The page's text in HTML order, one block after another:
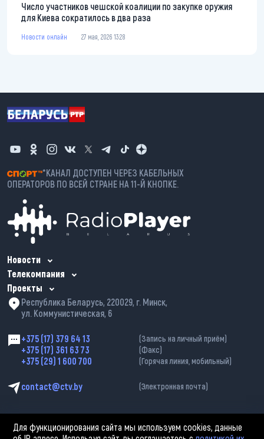
Число участников чешской коалиции по закупке оружия
для Киева сократилось в два раза
Новости онлайн 27 мая, 2026 13:28
*КАНАЛ ДОСТУПЕН ЧЕРЕЗ КАБЕЛЬНЫХ
ОПЕРАТОРОВ ПО ВСЕЙ СТРАНЕ НА 11-Й КНОПКЕ.
Новости
Телекомпания
Проекты
Республика Беларусь, 220029, г. Минск,
ул. Коммунистическая, 6
+375 (17) 379 64 13 (Запись на личный приём)
+375 (17) 361 63 73 (Факс)
+375 (29) 1 600 700 (Горячая линия, мобильный)
contact@ctv.by (Электронная почта)
Для функционирования сайта мы используем cookies, данные